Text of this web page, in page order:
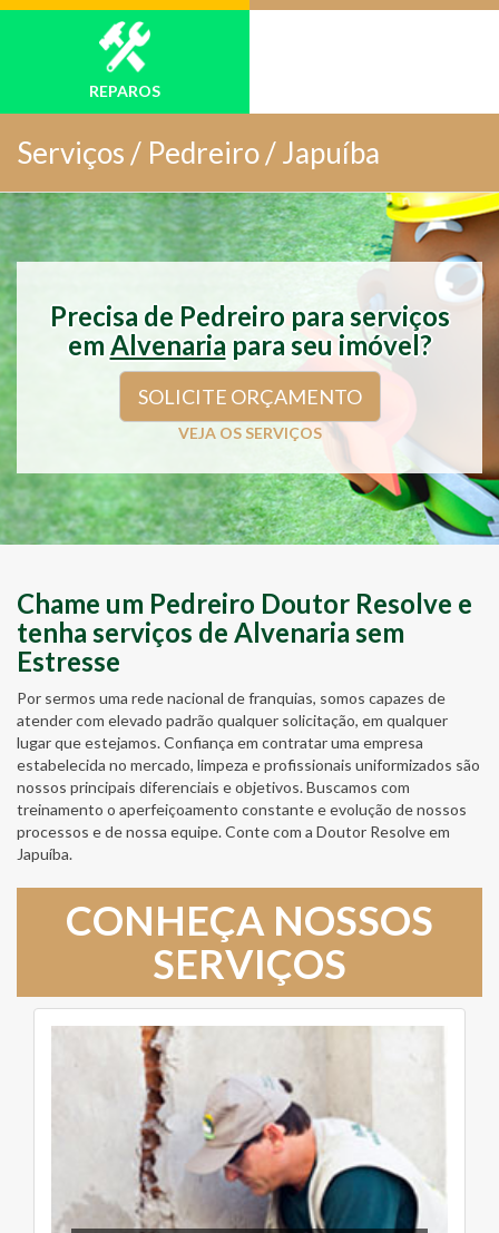
REPAROS
Serviços / Pedreiro / Japuíba
Precisa de Pedreiro para serviços
em Alvenaria para seu imóvel?
SOLICITE ORÇAMENTO
VEJA OS SERVIÇOS
Chame um Pedreiro Doutor Resolve e
tenha serviços de Alvenaria sem
Estresse
Por sermos uma rede nacional de franquias, somos capazes de
atender com elevado padrão qualquer solicitação, em qualquer
lugar que estejamos. Confiança em contratar uma empresa
estabelecida no mercado, limpeza e profissionais uniformizados são
nossos principais diferenciais e objetivos. Buscamos com
treinamento o aperfeiçoamento constante e evolução de nossos
processos e de nossa equipe. Conte com a Doutor Resolve em
Japuíba.
CONHEÇA NOSSOS
SERVIÇOS